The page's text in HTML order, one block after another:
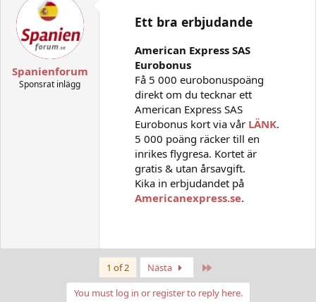
Spanienforum
Sponsrat inlägg
Ett bra erbjudande
American Express SAS
Eurobonus
Få 5 000 eurobonuspoäng
direkt om du tecknar ett
American Express SAS
Eurobonus kort via vår LÄNK.
5 000 poäng räcker till en
inrikes flygresa. Kortet är
gratis & utan årsavgift.
Kika in erbjudandet på
Americanexpress.se.
1 of 2 Nästa
You must log in or register to reply here.